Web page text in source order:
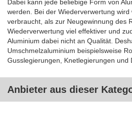
Dabei kann jede beliebige Form von
werden. Bei der Wiederverwertung
verbraucht, als zur Neugewinnung des
Wiederverwertung viel effektiver und
Aluminium dabei nicht an Qualität.
Umschmelzaluminium beispielsweise
Gusslegierungen, Knetlegierungen und
Anbieter aus dieser